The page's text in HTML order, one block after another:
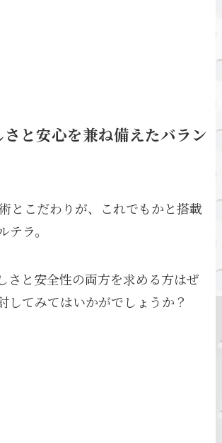
と安心を兼ね備えたバラン
とこだわりが、これでもかと搭載
テラ。
さと安全性の両方を求める方はぜ
してみてはいかがでしょうか？